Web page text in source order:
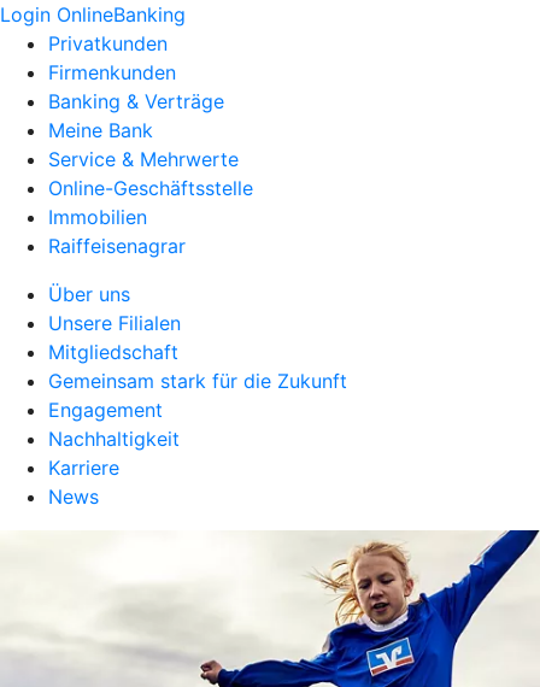
Login OnlineBanking
Privatkunden
Firmenkunden
Banking & Verträge
Meine Bank
Service & Mehrwerte
Online-Geschäftsstelle
Immobilien
Raiffeisenagrar
Über uns
Unsere Filialen
Mitgliedschaft
Gemeinsam stark für die Zukunft
Engagement
Nachhaltigkeit
Karriere
News